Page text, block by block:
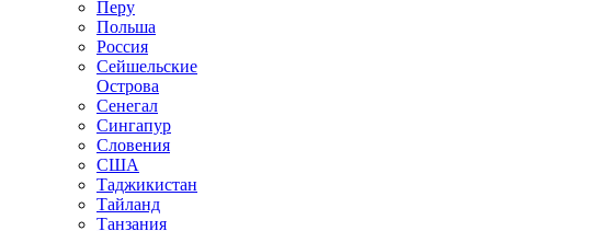
Перу
Польша
Россия
Сейшельские
Острова
Сенегал
Сингапур
Словения
США
Таджикистан
Тайланд
Танзания